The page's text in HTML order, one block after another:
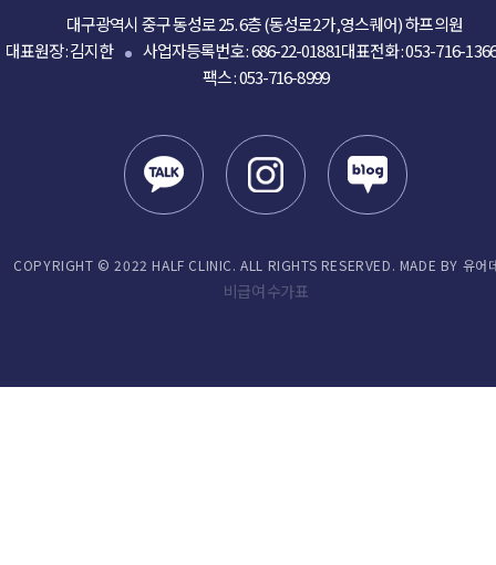
대구광역시 중구 동성로 25. 6층 (동성로2가,영스퀘어) 하프의원
대표원장 : 김지한
사업자등록번호 : 686-22-01881대표전화 :053-716-
팩스 : 053-716-8999
COPYRIGHT © 2022 HALF CLINIC. ALL RIGHTS RESERVED. MADE BY 유어
비급여 수가표